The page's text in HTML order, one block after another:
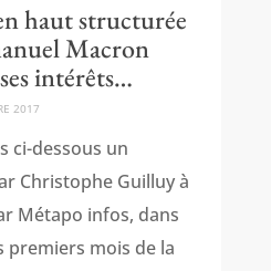
haut structurée
Macron
intérêts…
2017
ci-dessous un
Christophe Guilluy à
Métapo infos, dans
premiers mois de la